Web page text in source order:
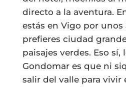
directo a la aventura.
estás en Vigo por unos
prefieres ciudad
paisajes verdes. Eso sí,
Gondomar es que ni
salir del valle para vivir